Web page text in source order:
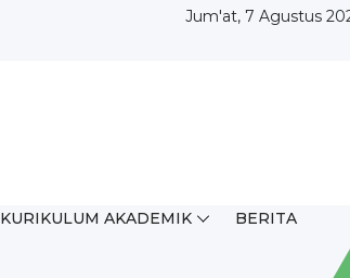
Jum'at, 7 Agustus
KURIKULUM AKADEMIK BERITA